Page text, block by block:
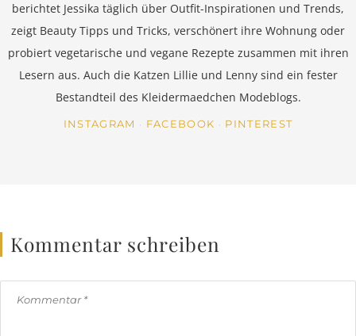
berichtet Jessika täglich über Outfit-Inspirationen und Trends,
zeigt Beauty Tipps und Tricks, verschönert ihre Wohnung oder
probiert vegetarische und vegane Rezepte zusammen mit ihren
Lesern aus. Auch die Katzen Lillie und Lenny sind ein fester
Bestandteil des Kleidermaedchen Modeblogs.
INSTAGRAM FACEBOOK PINTEREST
Kommentar schreiben